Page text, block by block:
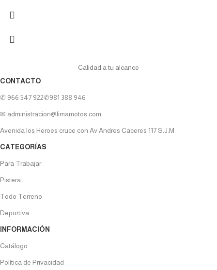
Calidad a tu alcance
CONTACTO
✆ 966 547 922✆981 388 946
✉ administracion@limamotos.com
Avenida los Heroes cruce con Av Andres Caceres 117 S.J.M
CATEGORÍAS
Para Trabajar
Pistera
Todo Terreno
Deportiva
INFORMACIÓN
Catálogo
Política de Privacidad